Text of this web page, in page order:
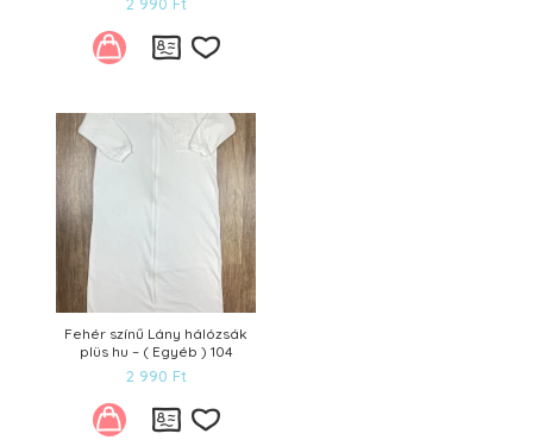
Kívánságlistára
Fehér színű Lány hálózsák
plüs hu – ( Egyéb ) 104
2 990 Ft